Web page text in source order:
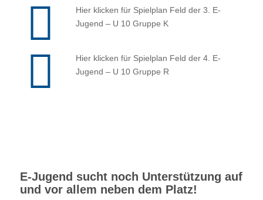
Hier klicken für Spielplan Feld der 3. E-
Jugend – U 10 Gruppe K
Hier klicken für Spielplan Feld der 4. E-
Jugend – U 10 Gruppe R
E-Jugend sucht noch Unterstützung auf
und vor allem neben dem Platz!